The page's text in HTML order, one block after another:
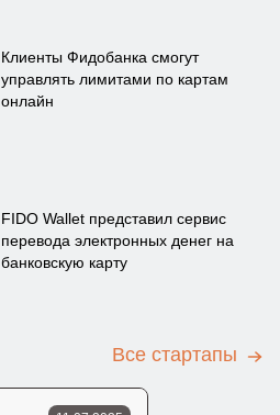
Клиенты Фидобанка смогут
управлять лимитами по картам
онлайн
FIDO Wallet представил сервис
перевода электронных денег на
банковскую карту
Все стартапы